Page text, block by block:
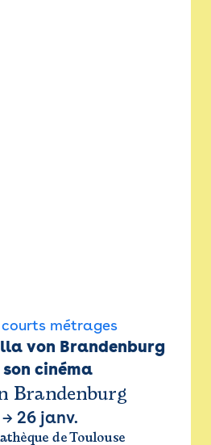
métrages
von Brandenburg
cinéma
Brandenburg
→ 26 janv.
de Toulouse